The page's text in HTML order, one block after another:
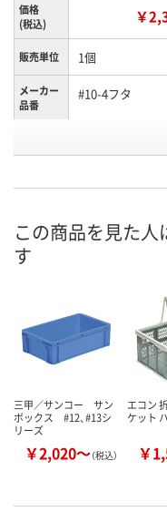
価格
(税込)
￥
販売単位 1個
メーカー
品番
#10-4フタ
号
お届け日
カゴ
この商品を見た
す
三甲／サンコー サン
ボックス #12、#13シ
リーズ
￥2,020～（税込）
エコン
ケット
￥